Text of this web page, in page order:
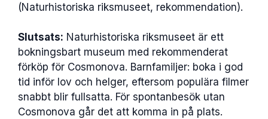
(Naturhistoriska riksmuseet, rekommendation).
Slutsats: Naturhistoriska riksmuseet är ett
bokningsbart museum med rekommenderat
förköp för Cosmonova. Barnfamiljer: boka i god
tid inför lov och helger, eftersom populära filmer
snabbt blir fullsatta. För spontanbesök utan
Cosmonova går det att komma in på plats.